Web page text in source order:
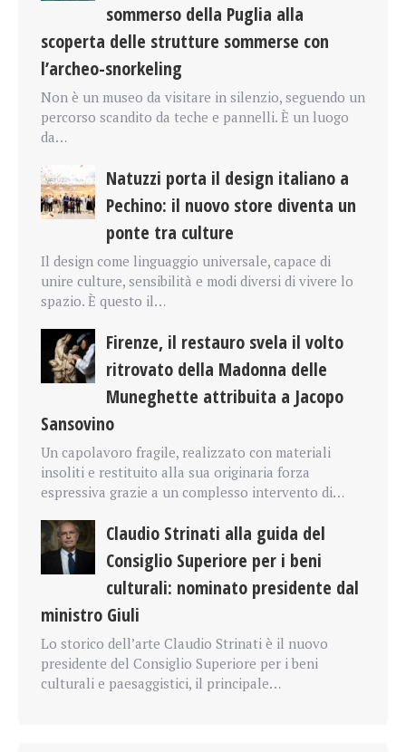
sommerso della Puglia alla
scoperta delle strutture sommerse con
l’archeo-snorkeling
Non è un museo da visitare in silenzio, seguendo un
percorso scandito da teche e pannelli. È un luogo
da…
Natuzzi porta il design italiano a
Pechino: il nuovo store diventa un
ponte tra culture
Il design come linguaggio universale, capace di
unire culture, sensibilità e modi diversi di vivere lo
spazio. È questo il…
Firenze, il restauro svela il volto
ritrovato della Madonna delle
Muneghette attribuita a Jacopo
Sansovino
Un capolavoro fragile, realizzato con materiali
insoliti e restituito alla sua originaria forza
espressiva grazie a un complesso intervento di…
Claudio Strinati alla guida del
Consiglio Superiore per i beni
culturali: nominato presidente dal
ministro Giuli
Lo storico dell’arte Claudio Strinati è il nuovo
presidente del Consiglio Superiore per i beni
culturali e paesaggistici, il principale…